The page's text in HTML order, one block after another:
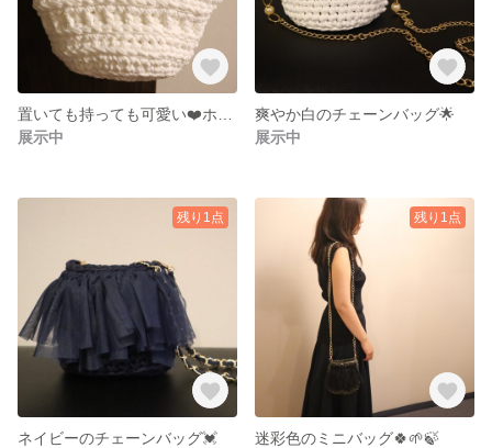
展示中
爽やか白のチェーンバッグ🌟
展示中
残り1点
ネイビーのチェーンバッグ💓
残り1点
迷彩色のミニバッグ🍀🌱🍃